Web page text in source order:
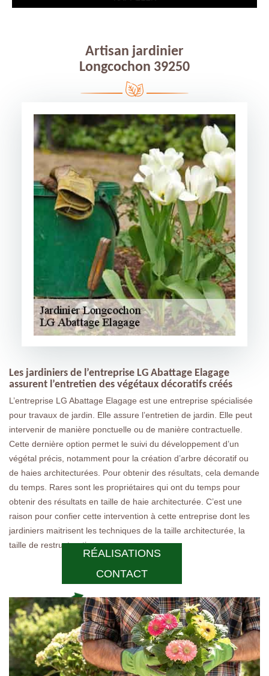
RÉALISATIONS
CONTACT
Artisan jardinier
Longcochon 39250
Les jardiniers de l’entreprise LG Abattage Elagage
assurent l’entretien des végétaux décoratifs créés
L’entreprise LG Abattage Elagage est une entreprise spécialisée
pour travaux de jardin. Elle assure l’entretien de jardin. Elle peut
intervenir de manière ponctuelle ou de manière contractuelle.
Cette dernière option permet le suivi du développement d’un
végétal précis, notamment pour la création d’arbre décoratif ou
de haies architecturées. Pour obtenir des résultats, cela demande
du temps. Rares sont les propriétaires qui ont du temps pour
obtenir des résultats en taille de haie architecturée. C’est une
raison pour confier cette intervention à cette entreprise dont les
jardiniers maitrisent les techniques de la taille architecturée, la
taille de restructuration…